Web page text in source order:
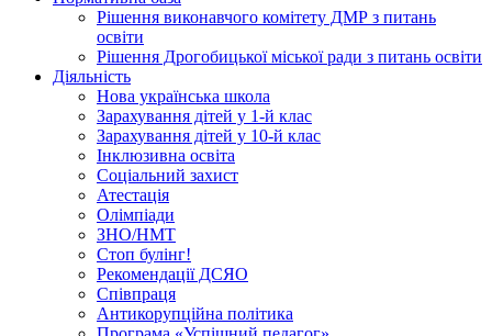
Рішення виконавчого комітету ДМР з питань
освіти
Рішення Дрогобицької міської ради з питань освіти
Діяльність
Нова українська школа
Зарахування дітей у 1-й клас
Зарахування дітей у 10-й клас
Інклюзивна освіта
Соціальний захист
Атестація
Олімпіади
ЗНО/НМТ
Стоп булінг!
Рекомендації ДСЯО
Співпраця
Антикорупційна політика